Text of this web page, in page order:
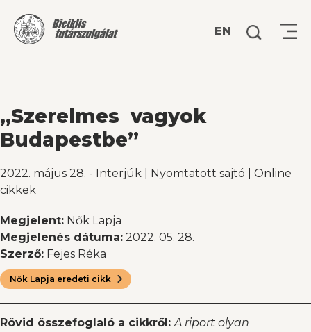
EN Keresés:
„Szerelmes vagyok
Budapestbe”
2022. május 28. - Interjúk Nyomtatott sajtó
Online
cikkek
Megjelent: Nők Lapja
Megjelenés dátuma: 2022. 05. 28.
Szerző: Fejes Réka
Nők Lapja eredeti cikk
Rövid összefoglaló a cikkről:A riport olyan